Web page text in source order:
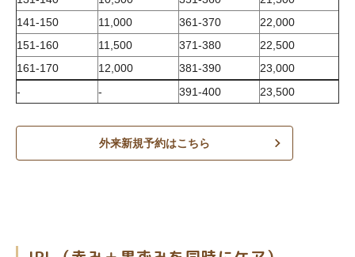
141-150
11,000 361-370
22,000
151-160
11,500 371-380
22,500
161-170
12,000 381-390
23,000
-
- 391-400 23,500
外来新規予約はこちら